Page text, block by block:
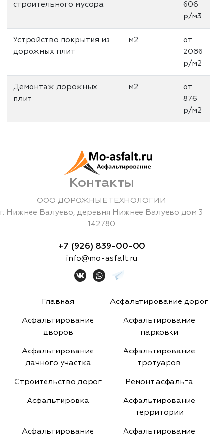
строительного мусора
606
р/м3
Устройство покрытия из
дорожных плит
м2
от
2086
р/м2
Демонтаж дорожных
плит
м2
от
876
р/м2
Контакты
ООО ДОРОЖНЫЕ ТЕХНОЛОГИИ
г. Нижнее Валуево, деревня Нижнее Валуево дом 3
142780
+7 (926) 839-00-00
info@mo-asfalt.ru
Главная Асфальтирование дорог
Асфальтирование
дворов
Асфальтирование
парковки
Асфальтирование
дачного участка
Асфальтирование
тротуаров
Строительство дорог Ремонт асфальта
Асфальтировка
Асфальтирование
территории
Асфальтирование Асфальтирование